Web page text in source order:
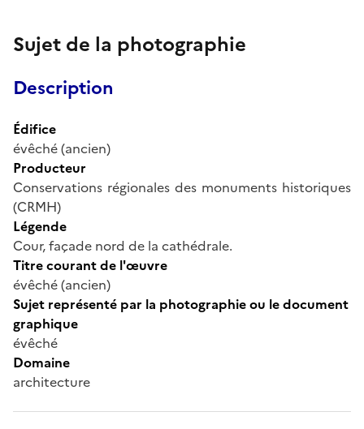
Sujet de la photographie
Description
Édifice
évêché (ancien)
Producteur
Conservations régionales des monuments historiques
(CRMH)
Légende
Cour, façade nord de la cathédrale.
Titre courant de l'œuvre
évêché (ancien)
Sujet représenté par la photographie ou le document
graphique
évêché
Domaine
architecture